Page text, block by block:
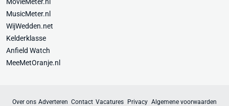
MusicMeter.nl
WijWedden.net
Kelderklasse
Anfield Watch
MeeMetOranje.nl
Over ons Adverteren Contact Vacatures Privacy Algemene voorwaarden